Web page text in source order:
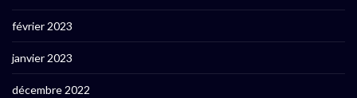
février 2023
janvier 2023
décembre 2022